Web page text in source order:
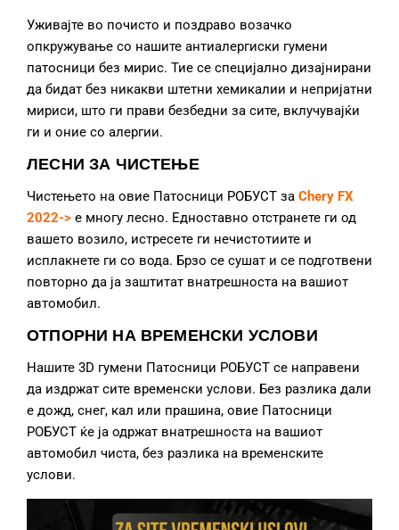
Уживајте во почисто и поздраво возачко
опкружување со нашите антиалергиски гумени
патосници без мирис. Тие се специјално дизајнирани
да бидат без никакви штетни хемикалии и непријатни
мириси, што ги прави безбедни за сите, вклучувајќи
ги и оние со алергии.
ЛЕСНИ ЗА ЧИСТЕЊЕ
Чистењето на овие Патосници РОБУСТ за Chery FX
2022-> е многу лесно. Едноставно отстранете ги од
вашето возило, истресете ги нечистотиите и
исплакнете ги со вода. Брзо се сушат и се подготвени
повторно да ја заштитат внатрешноста на вашиот
автомобил.
ОТПОРНИ НА ВРЕМЕНСКИ УСЛОВИ
Нашите 3D гумени Патосници РОБУСТ се направени
да издржат сите временски услови. Без разлика дали
е дожд, снег, кал или прашина, овие Патосници
РОБУСТ ќе ја одржат внатрешноста на вашиот
автомобил чиста, без разлика на временските
услови.